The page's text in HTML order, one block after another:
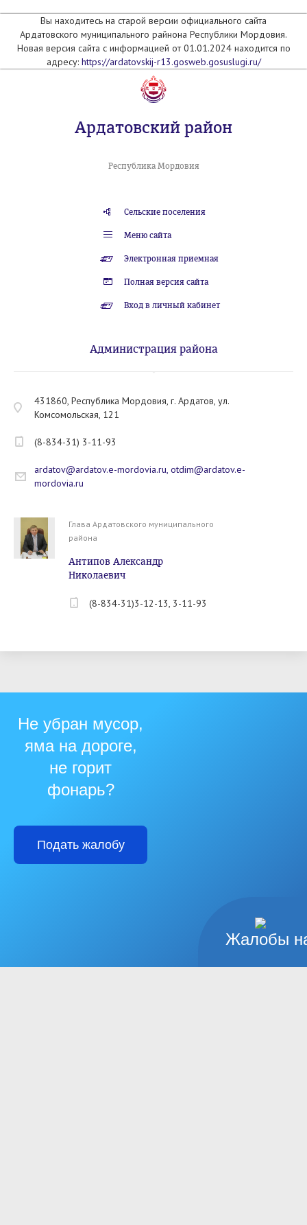
Вы находитесь на старой версии официального сайта
Ардатовского муниципального райнона Республики Мордовия.
Новая версия сайта с информацией от 01.01.2024 находится по
адресу: https://ardatovskij-r13.gosweb.gosuslugi.ru/
Ардатовский район
Республика Мордовия
Сельские поселения
Меню сайта
Электронная приемная
Полная версия сайта
Вход в личный кабинет
Администрация района
431860, Республика Мордовия, г. Ардатов, ул.
Комсомольская, 121
(8-834-31) 3-11-93
ardatov@ardatov.e-mordovia.ru, otdim@ardatov.e-
mordovia.ru
Глава Ардатовского муниципального
района
Антипов Александр
Николаевич
(8-834-31)3-12-13, 3-11-93
Жалобы
Не убран мусор,
яма на дороге,
не горит
фонарь?
Подать жалобу